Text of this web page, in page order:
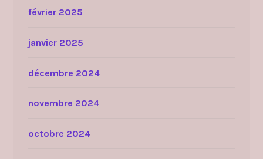
février 2025
janvier 2025
décembre 2024
novembre 2024
octobre 2024